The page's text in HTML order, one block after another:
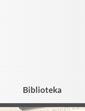
Biblioteka